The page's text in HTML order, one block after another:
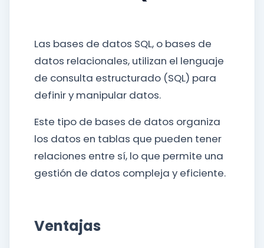
Las bases de datos SQL, o bases de
datos relacionales, utilizan el lenguaje
de consulta estructurado (SQL) para
definir y manipular datos.
Este tipo de bases de datos organiza
los datos en tablas que pueden tener
relaciones entre sí, lo que permite una
gestión de datos compleja y eficiente.
Ventajas